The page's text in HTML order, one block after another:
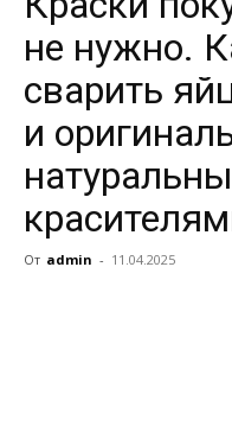
не нужно.
сварить
и
От admin - 11.04.2025